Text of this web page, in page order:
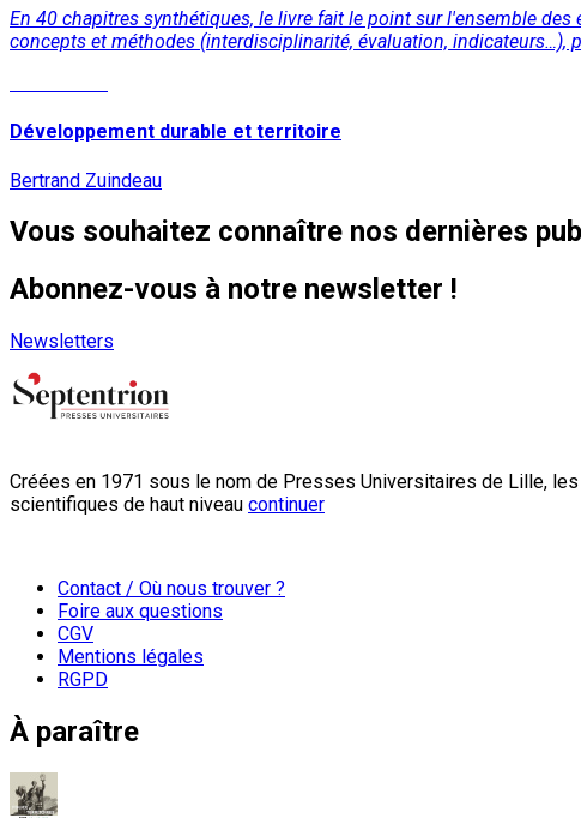
En 40 chapitres synthétiques, le livre fait le point sur l'ensemble
concepts et méthodes (interdisciplinarité, évaluation, indicateurs…),
Développement durable et territoire
Bertrand Zuindeau
Vous souhaitez connaître nos dernières
Abonnez-vous à notre newsletter !
Newsletters
Créées en 1971 sous le nom de Presses Universitaires de Lille,
scientifiques de haut niveau continuer
Contact / Où nous trouver ?
Foire aux questions
CGV
Mentions légales
RGPD
À paraître